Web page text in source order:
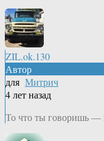
ZIL.ok.130
Автор
для Митрич
4 лет назад
То что ты говоришь —